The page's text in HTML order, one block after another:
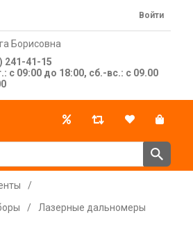
241-41-15
с 09:00 до 18:00, сб.-вс.: с 09.00
Войти
/
/ Лазерные дальномеры